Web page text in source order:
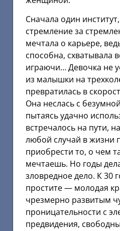
Сначала один
стремление за
мечтала о карьере,
способна, схватывала
играючи… Девочка не
из малышки на
превратилась в
Она неслась с
пытаясь удачно
встречалось на пути,
любой случай в жизни
приобрести то, о чем
мечтаешь. Но годы
зловредное дело. К 30
простите — молодая
чрезмерно развитым
проницательности с
предвидения,